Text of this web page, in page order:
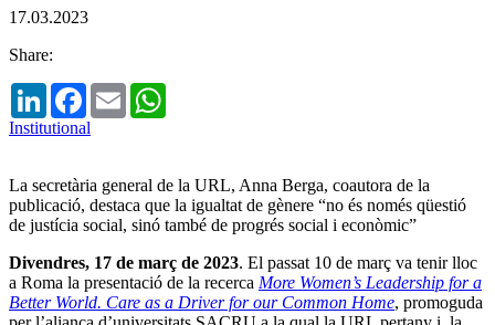
17.03.2023
Share:
LinkedInFacebook
Email
Institutional
La secretària general de la URL, Anna Berga, coautora de la
publicació, destaca que la igualtat de gènere “no és només qüestió
de justícia social, sinó també de progrés social i econòmic”
Divendres, 17 de març de 2023. El passat 10 de març va tenir lloc
a Roma la presentació de la recerca More Women’s Leadership for a
Better World. Care as a Driver for our Common Home, promoguda